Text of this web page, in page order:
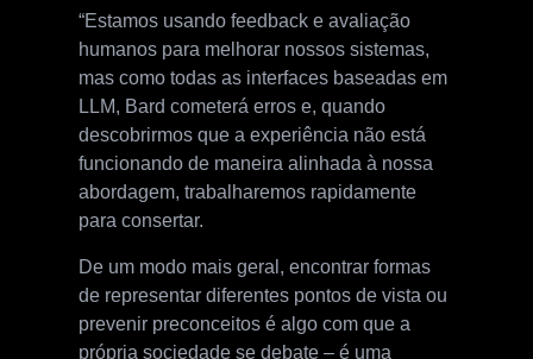
“Estamos usando feedback e avaliação
humanos para melhorar nossos sistemas,
mas como todas as interfaces baseadas em
LLM, Bard cometerá erros e, quando
descobrirmos que a experiência não está
funcionando de maneira alinhada à nossa
abordagem, trabalharemos rapidamente
para consertar.
De um modo mais geral, encontrar formas
de representar diferentes pontos de vista ou
prevenir preconceitos é algo com que a
própria sociedade se debate – é uma